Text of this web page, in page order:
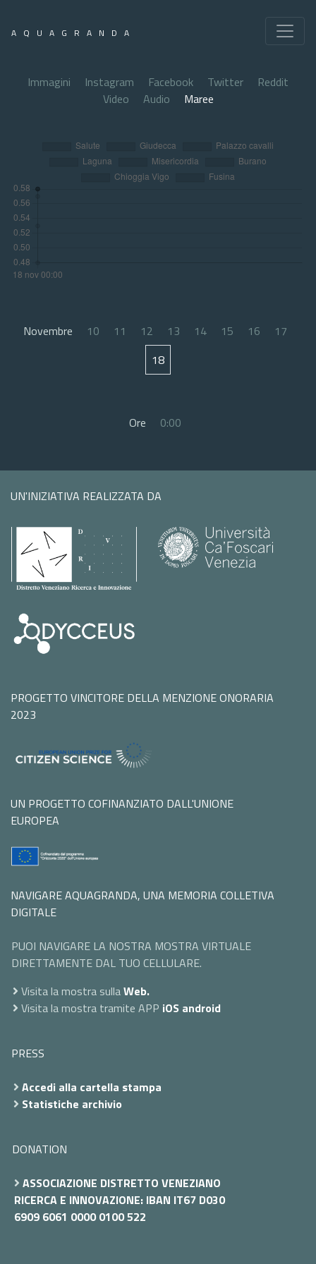
AQUAGRANDA
Immagini Instagram Facebook Twitter
Reddit
Video
Audio Maree
Novembre 10 11 12 13 14 15 16
17
18
Ore 0:00
UN'INIZIATIVA REALIZZATA DA
PROGETTO VINCITORE DELLA MENZIONE ONORARIA
2023
UN PROGETTO COFINANZIATO DALL'UNIONE
EUROPEA
NAVIGARE AQUAGRANDA, UNA MEMORIA COLLETIVA
DIGITALE
PUOI NAVIGARE LA NOSTRA MOSTRA VIRTUALE
DIRETTAMENTE DAL TUO CELLULARE.
Visita la mostra sullaWeb.
Visita la mostra tramite APP iOS android
PRESS
Accedi alla cartella stampa
Statistiche archivio
DONATION
ASSOCIAZIONE DISTRETTO VENEZIANO
RICERCA E INNOVAZIONE: IBAN IT67 D030
6909 6061 0000 0100 522